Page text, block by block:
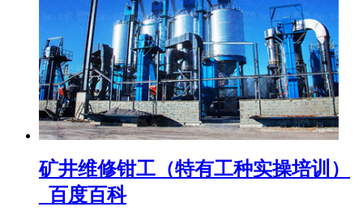
矿井维修钳工（特有工种实操培训）
_百度百科